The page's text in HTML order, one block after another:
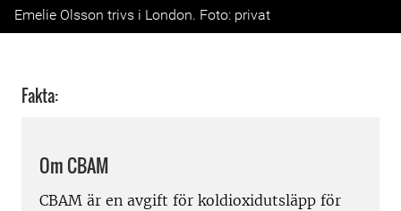
Previous
Emelie Olsson trivs i London. Foto: privat
Fakta:
Om CBAM
CBAM är en avgift för koldioxidutsläpp för